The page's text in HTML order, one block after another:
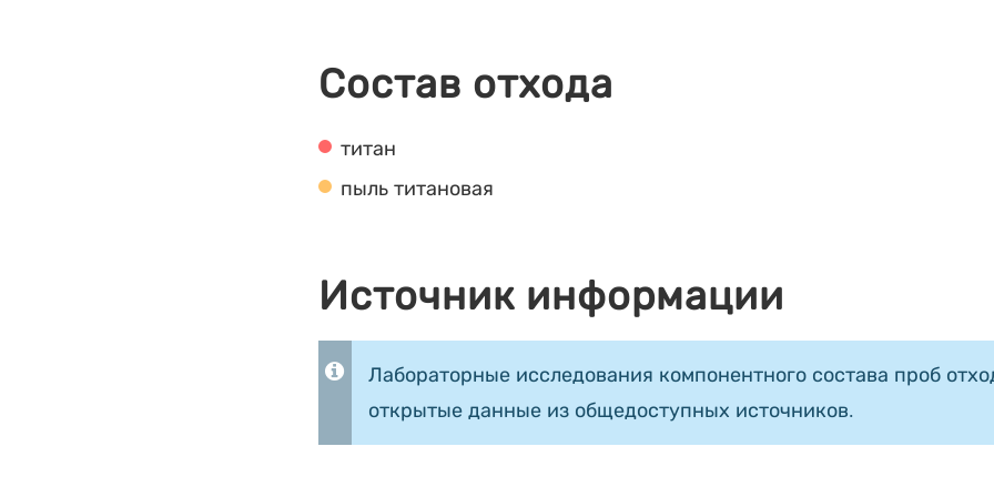
Состав отхода
титан
пыль титановая
Источник информации
Лабораторные исследования компонентного состава проб
открытые данные из общедоступных источников.